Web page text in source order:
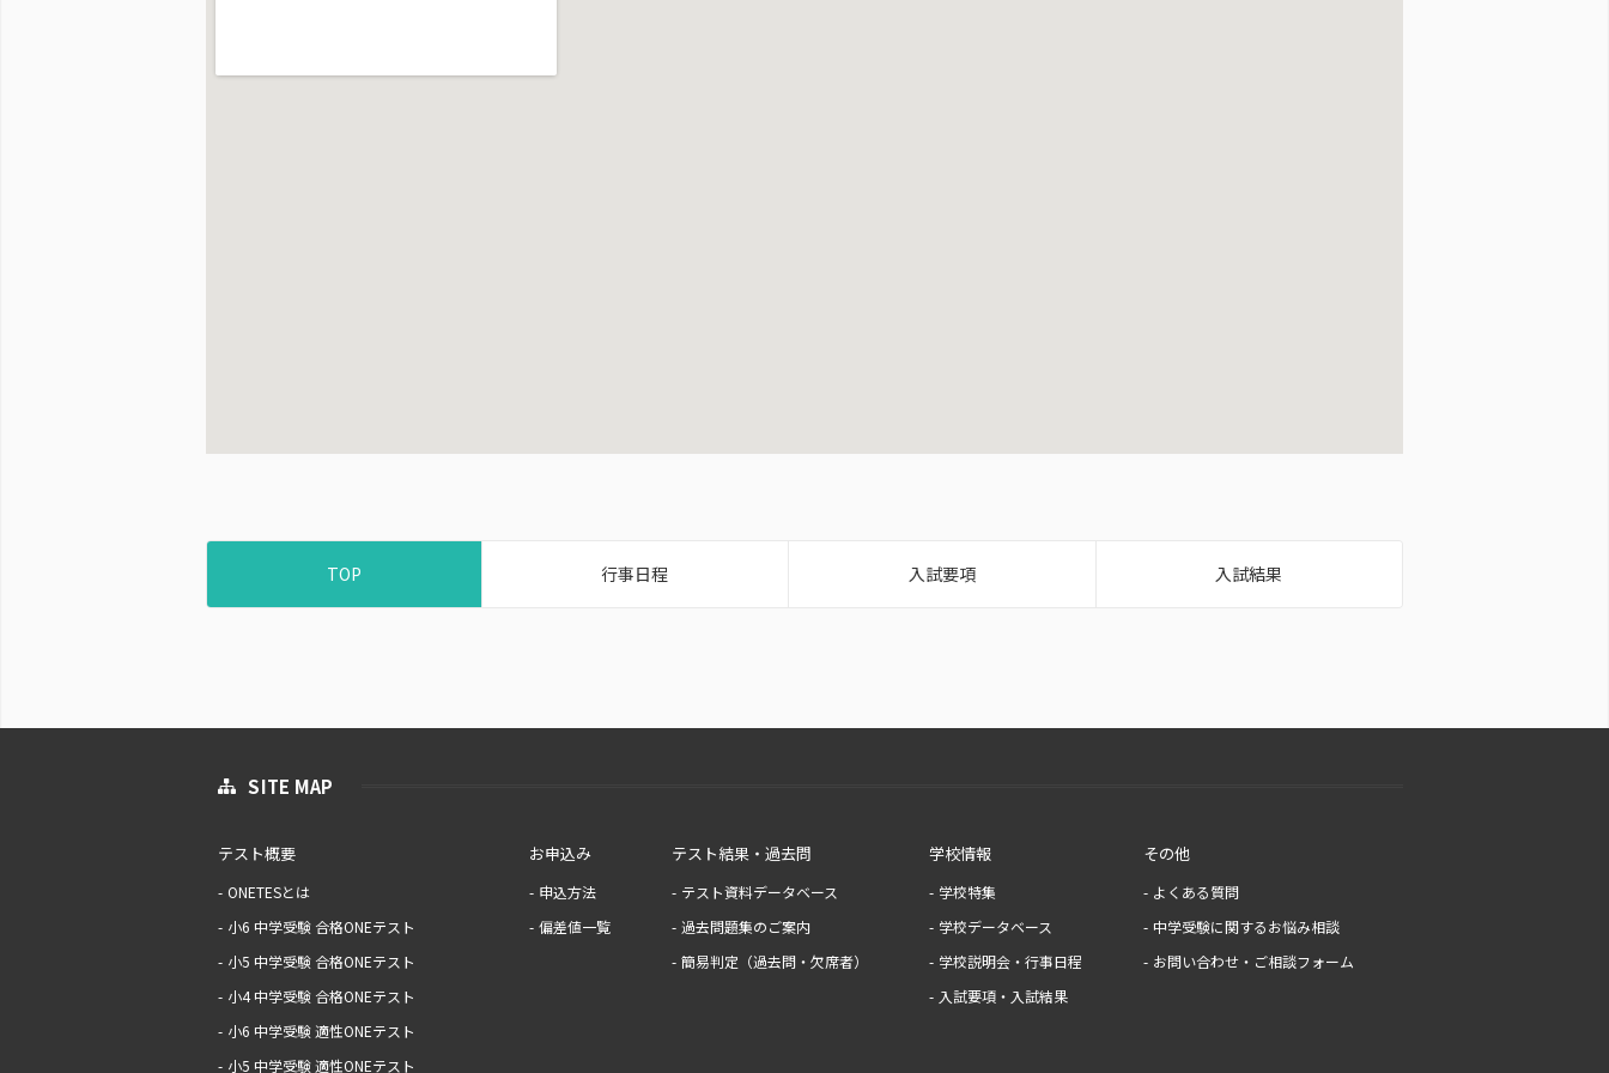
TOP 行事日程 入試要項 入試結果
SITE MAP
テスト概要
ONETESとは
小6 中学受験 合格ONEテスト
小5 中学受験 合格ONEテスト
小4 中学受験 合格ONEテスト
小6 中学受験 適性ONEテスト
小5 中学受験 適性ONEテスト
お申込み
申込方法
偏差値一覧
テスト結果・過去問
テスト資料データベース
過去問題集のご案内
簡易判定（過去問・欠席者）
学校情報
学校特集
学校データベース
学校説明会・行事日程
入試要項・入試結果
その他
よくある質問
中学受験に関するお悩み相談
お問い合わせ・ご相談フォーム